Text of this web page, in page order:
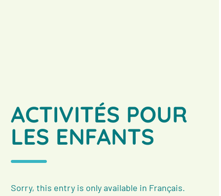
ACTIVITÉS POUR
LES ENFANTS
Sorry, this entry is only available in Français.